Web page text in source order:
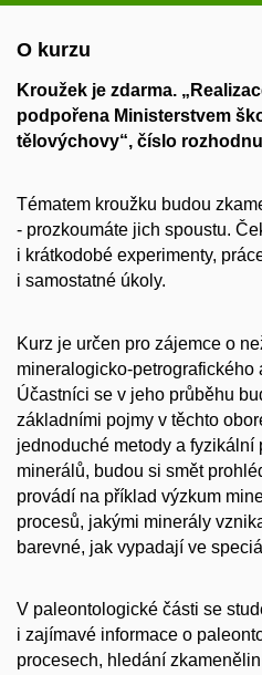
O kurzu
Kroužek je zdarma.
podpořena Ministerstvem
tělovýchovy“, číslo
Tématem kroužku budou
- prozkoumáte jich spoustu.
i krátkodobé experimenty,
i samostatné úkoly.
Kurz je určen pro zájemce o
mineralogicko-petrografického
Účastníci se v jeho průběhu
základními pojmy v těchto
jednoduché metody a fyzikální
minerálů, budou si smět
provádí na příklad výzkum
procesů, jakými minerály
barevné, jak vypadají ve
V paleontologické části se
i zajímavé informace o
procesech, hledání